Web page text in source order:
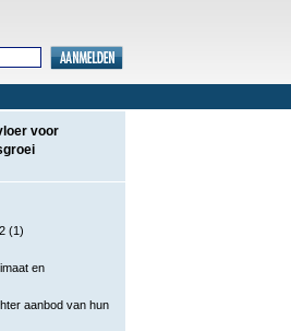
voor
(1)
en
aanbod van hun